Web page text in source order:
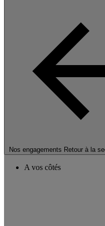
Nos engagements Retour à la
A vos côtés